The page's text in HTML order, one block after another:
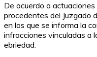
De acuerdo a
procedentes del Juzgado
en los que se informa la
infracciones vinculadas a
ebriedad.